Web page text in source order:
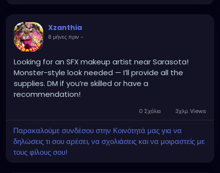
Xzanthia
8 μήνες πριν -
Looking for an SFX makeup artist near Sarasota!
Monster-style look needed — I’ll provide all the
supplies. DM if you’re skilled or have a
recommendation!
0 Σχόλια 3χλμ. Views
Παρακαλούμε συνδέσου στην Κοινότητά μας για να
δηλώσεις τι σου αρέσει, να σχολιάσεις και να μοιραστείς με
τους φίλους σου!